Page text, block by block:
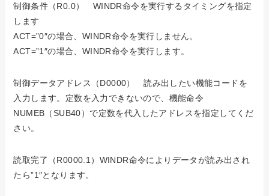
制御条件（R0.0） WINDR命令を実行するタイミングを指定
します
ACT=”0″の場合、WINDR命令を実行しません。
ACT=”1″の場合、WINDR命令を実行します。
制御データアドレス（D0000） 読み出したい機能コードを
入力します。定数を入力できないので、機能命令
NUMEB（SUB40）で定数を代入したアドレスを指定してくだ
さい。
読取完了（R0000.1）WINDR命令によりデータが読み出され
たら”1″となります。